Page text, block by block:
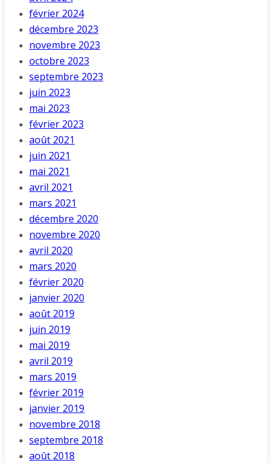
février 2024
décembre 2023
novembre 2023
octobre 2023
septembre 2023
juin 2023
mai 2023
février 2023
août 2021
juin 2021
mai 2021
avril 2021
mars 2021
décembre 2020
novembre 2020
avril 2020
mars 2020
février 2020
janvier 2020
août 2019
juin 2019
mai 2019
avril 2019
mars 2019
février 2019
janvier 2019
novembre 2018
septembre 2018
août 2018